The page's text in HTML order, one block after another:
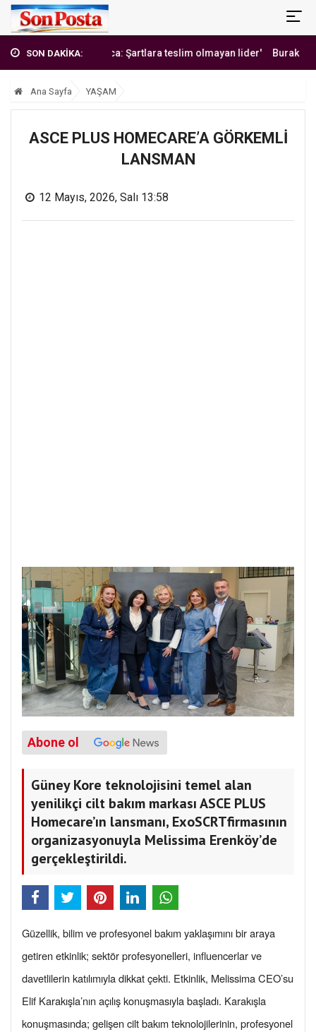
SON DAKİKA:
'Erbakan Hoca: Şartlara teslim olmayan lider' Burak
Ana Sayfa YAŞAM
ASCE PLUS HOMECARE’A GÖRKEMLİ
LANSMAN
12 Mayıs, 2026, Salı 13:58
Abone ol
Güney Kore teknolojisini temel alan
yenilikçi cilt bakım markası ASCE PLUS
Homecare’ın lansmanı, ExoSCRTfirmasının
organizasyonuyla Melissima Erenköy’de
gerçekleştirildi.
Güzellik, bilim ve profesyonel bakım yaklaşımını bir araya
getiren etkinlik; sektör profesyonelleri, influencerlar ve
davetlilerin katılımıyla dikkat çekti. Etkinlik, Melissima CEO’su
Elif Karakışla’nın açılış konuşmasıyla başladı. Karakışla
konuşmasında; gelişen cilt bakım teknolojilerinin, profesyonel